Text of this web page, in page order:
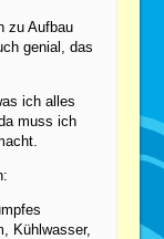
zu Aufbau
genial, das
ich alles
muss ich
Kühlwasser,